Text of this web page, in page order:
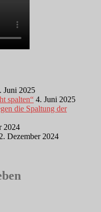
Juni 2025
spalten“ 4. Juni 2025
die Spaltung der
2024
2. Dezember 2024